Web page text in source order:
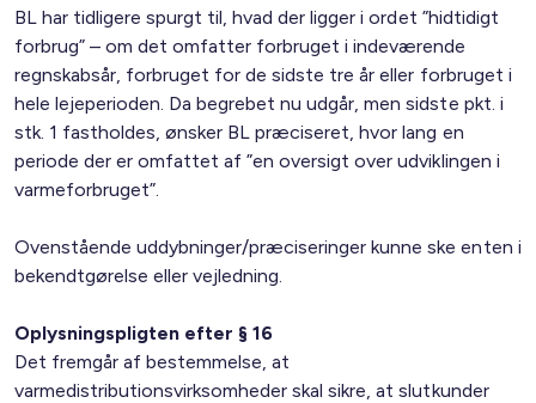
BL har tidligere spurgt til, hvad der ligger i ordet ”hidtidigt
forbrug” – om det omfatter forbruget i indeværende
regnskabsår, forbruget for de sidste tre år eller forbruget i
hele lejeperioden. Da begrebet nu udgår, men sidste pkt. i
stk. 1 fastholdes, ønsker BL præciseret, hvor lang en
periode der er omfattet af ”en oversigt over udviklingen i
varmeforbruget”.
Ovenstående uddybninger/præciseringer kunne ske enten i
bekendtgørelse eller vejledning.
Oplysningspligten efter § 16
Det fremgår af bestemmelse, at
varmedistributionsvirksomheder skal sikre, at slutkunder